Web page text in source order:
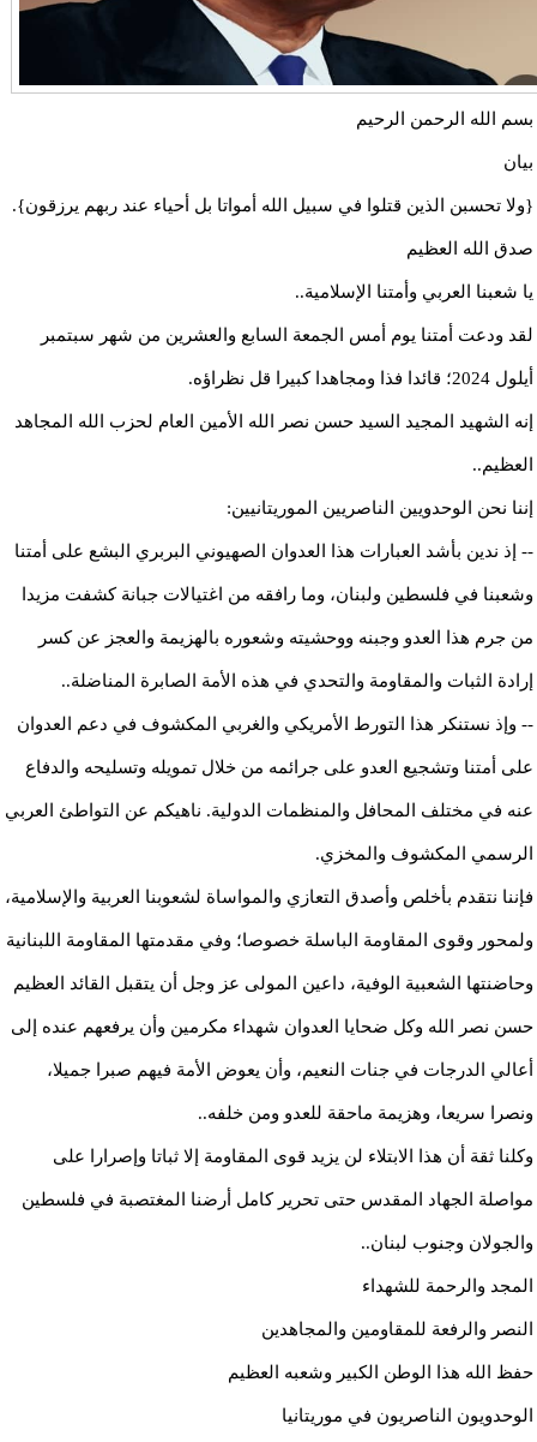
بسم الله الرحمن الرحيم
بيان
{ولا تحسبن الذين قتلوا في سبيل الله أمواتا بل أحياء عند ربهم يرزقون}.
صدق الله العظيم
يا شعبنا العربي وأمتنا الإسلامية..
لقد ودعت أمتنا يوم أمس الجمعة السابع والعشرين من شهر سبتمبر
أيلول 2024؛ قائدا فذا ومجاهدا كبيرا قل نظراؤه.
إنه الشهيد المجيد السيد حسن نصر الله الأمين العام لحزب الله المجاهد
العظيم..
إننا نحن الوحدويين الناصريين الموريتانيين:
-- إذ ندين بأشد العبارات هذا العدوان الصهيوني البربري البشع على أمتنا
وشعبنا في فلسطين ولبنان، وما رافقه من اغتيالات جبانة كشفت مزيدا
من جرم هذا العدو وجبنه ووحشيته وشعوره بالهزيمة والعجز عن كسر
إرادة الثبات والمقاومة والتحدي في هذه الأمة الصابرة المناضلة..
-- وإذ نستنكر هذا التورط الأمريكي والغربي المكشوف في دعم العدوان
على أمتنا وتشجيع العدو على جرائمه من خلال تمويله وتسليحه والدفاع
عنه في مختلف المحافل والمنظمات الدولية. ناهيكم عن التواطئ العربي
الرسمي المكشوف والمخزي.
فإننا نتقدم بأخلص وأصدق التعازي والمواساة لشعوبنا العربية والإسلامية،
ولمحور وقوى المقاومة الباسلة خصوصا؛ وفي مقدمتها المقاومة اللبنانية
وحاضنتها الشعبية الوفية، داعين المولى عز وجل أن يتقبل القائد العظيم
حسن نصر الله وكل ضحايا العدوان شهداء مكرمين وأن يرفعهم عنده إلى
أعالي الدرجات في جنات النعيم، وأن يعوض الأمة فيهم صبرا جميلا،
ونصرا سريعا، وهزيمة ماحقة للعدو ومن خلفه..
وكلنا ثقة أن هذا الابتلاء لن يزيد قوى المقاومة إلا ثباتا وإصرارا على
مواصلة الجهاد المقدس حتى تحرير كامل أرضنا المغتصبة في فلسطين
والجولان وجنوب لبنان..
المجد والرحمة للشهداء
النصر والرفعة للمقاومين والمجاهدين
حفظ الله هذا الوطن الكبير وشعبه العظيم
الوحدويون الناصريون في موريتانيا